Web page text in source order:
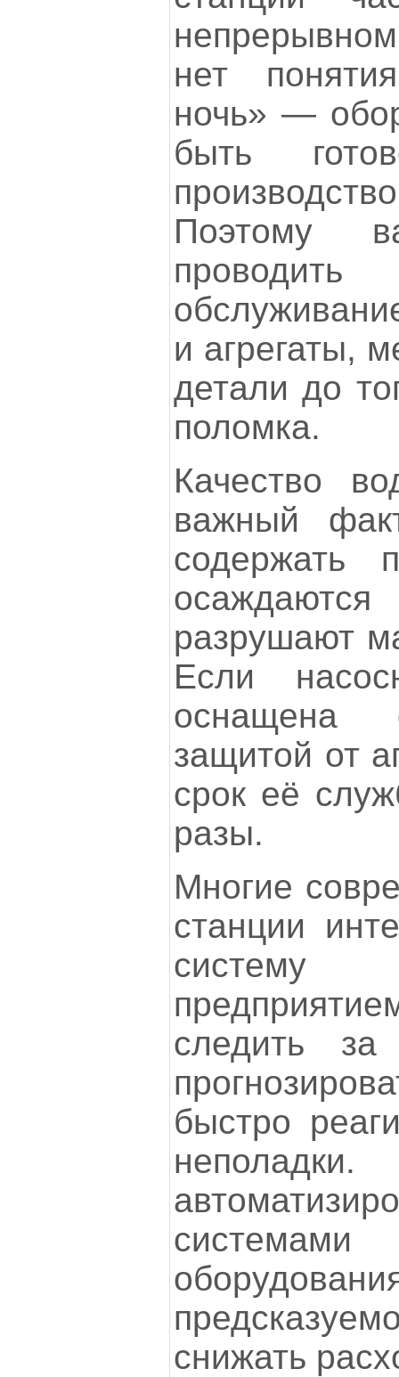
нет
ночь» —
быть
Поэтому
и агрегаты,
детали до
поломка.
Качество
важный
содержать
разрушают
Если
оснащена
защитой от
срок её
разы.
Многие
станции
систему
следить
быстро
снижать